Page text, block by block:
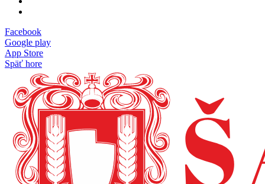
Facebook
Google play
App Store
Späť hore